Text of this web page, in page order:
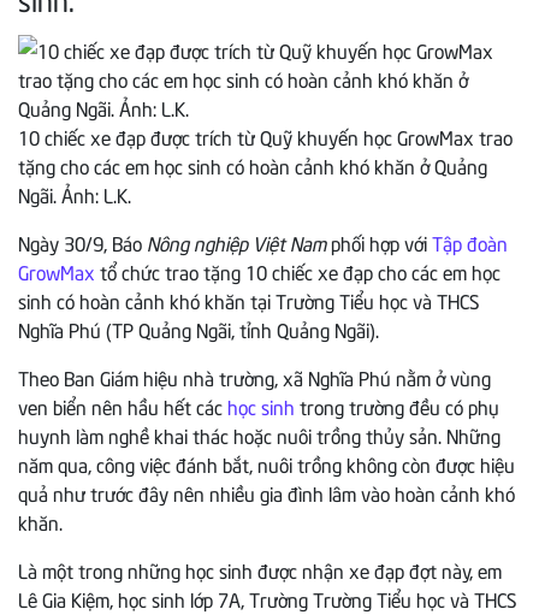
10 chiếc xe đạp được trích từ Quỹ khuyến học GrowMax trao
tặng cho các em học sinh có hoàn cảnh khó khăn ở Quảng
Ngãi. Ảnh: L.K.
Ngày 30/9, Báo Nông nghiệp Việt Namphối hợp vớiTập đoàn
GrowMax tổ chức trao tặng 10 chiếc xe đạp cho các em học
sinh có hoàn cảnh khó khăn tại Trường Tiểu học và THCS
Nghĩa Phú (TP Quảng Ngãi, tỉnh Quảng Ngãi).
Theo Ban Giám hiệu nhà trường, xã Nghĩa Phú nằm ở vùng
ven biển nên hầu hết các học sinh trong trường đều có phụ
huynh làm nghề khai thác hoặc nuôi trồng thủy sản. Những
năm qua, công việc đánh bắt, nuôi trồng không còn được hiệu
quả như trước đây nên nhiều gia đình lâm vào hoàn cảnh khó
khăn.
Là một trong những học sinh được nhận xe đạp đợt này, em
Lê Gia Kiệm, học sinh lớp 7A, Trường Trường Tiểu học và THCS